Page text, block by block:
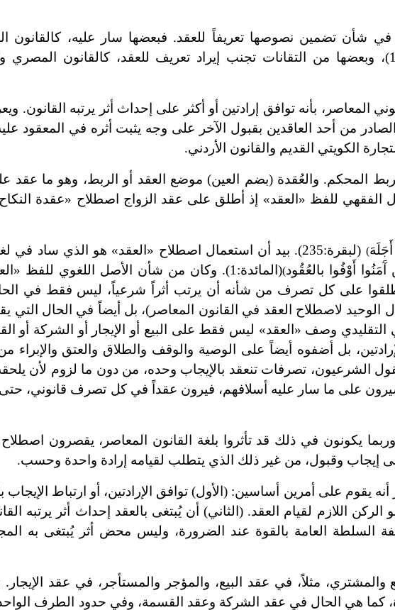
في شأن تضمين نصوصها تعريفاً للعقد. فبعضها سار عليه، كالقانون
(المادة 110)، والقانون الإيطالي (المادة 1098)، وبعضها من التقانات تجنب إيراد تعريف للعقد، كالقانون
المعاصر، بأنه توافق إرادتين أو أكثر على إحداث أثر يرتبه القانون.
الصادر من أحد العاقدين بقبول الآخر على وجه يثبت أثره في المعقود
الكويتي القديم والقانون الأردني.
المحكم. والعُقدة (بضم العين) موضع العقد أو الربط، وهو ما عقد
الفقهي للفظ «العقد» إذ أطلق على عقد الزواج اصطلاح «عقدة
(
(لبقرة:235). بيد أن استعمال اصطلاح «العقد» هو الذي ساد في
آَمَنُوا أَوْفُوا بالعُقُود(
(المائدة:1). وكان من شأن الأصل اللغوي للفظ
أطلقوا على كل تصرف من شأنه أن يرتب أثراً شرعياً، ليس فقط في
الوحيد لاصطلاح العقد في القانون المعاصر)، بل أيضاً في الحال التي
وصف «العقد» ليس فقط على البيع أو الإيجار أو الشركة أو
بل أضفوه أيضاً على الوصية والوقف والطلاق والعتق والإبراء
الشرعيون، تصرفات تنعقد بالإيجاب وحده، من دون ما لزوم لأن
على ما سار عليه أسلافهم، فيرون عقداً في كل تصرف قانوني،
يكونون في ذلك قد تأثروا بلغة القانون المعاصر، يقصرون
إيجاب وقبول، من غير ذلك الذي يتطلب لقيامه إرادة واحدة وحسب.
على أمرين أساسين: (الأول) توافق الإرادتين، أو ارتباط الإيجاب
اللازم لقيام العقد. (الثاني) أن يُبتغى بالعقد إحداث أثر يرتبه
السلطة العامة بالقوة عند الضرورة، وليس محض أثر يُبتغى به
والمشتري، مثلاً، في عقد البيع، والمؤجر والمستأجر، في عقد الإيجار.
كما هي الحال في عقد الشركة وعقد القسمة، وفي حدود الطرف الواحد